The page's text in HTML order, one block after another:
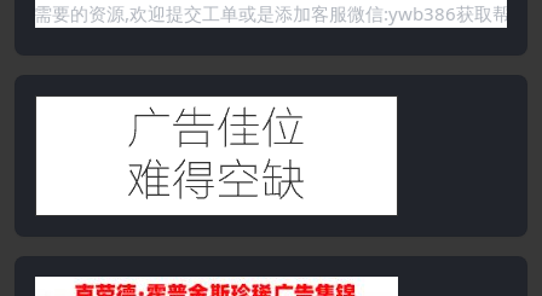
需要的资源,欢迎提交工单或是添加客服微信:ywb386获取帮助！